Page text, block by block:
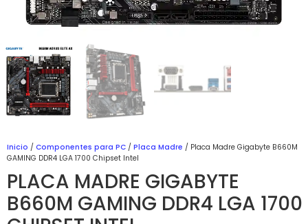
Inicio / Componentes para PC / Placa Madre / Placa Madre Gigabyte B660M
GAMING DDR4 LGA 1700 Chipset Intel
PLACA MADRE GIGABYTE
B660M GAMING DDR4 LGA 1700